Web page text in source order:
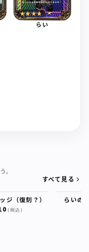
★★★★
らい
。
すべて見る
ジ（復刻？）
(税込)
らいの